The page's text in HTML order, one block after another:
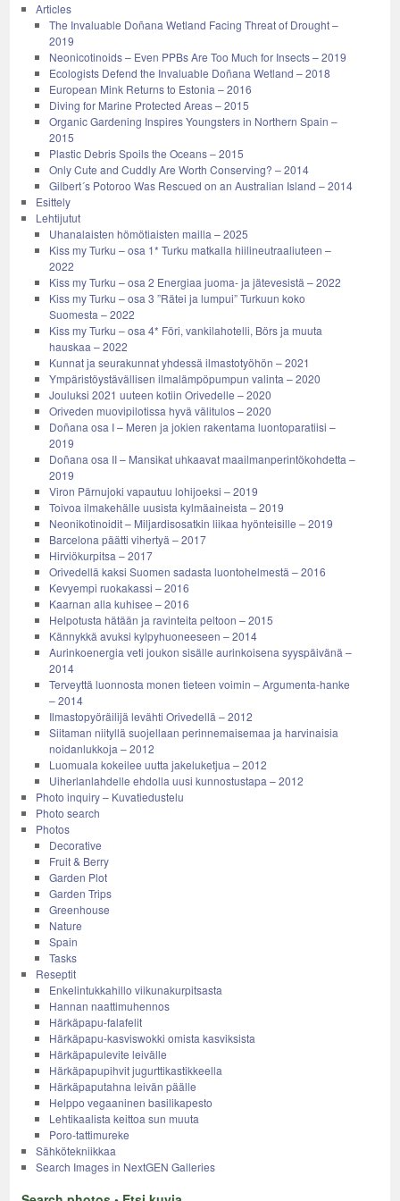
Articles
The Invaluable Doñana Wetland Facing Threat of Drought –
2019
Neonicotinoids – Even PPBs Are Too Much for Insects – 2019
Ecologists Defend the Invaluable Doñana Wetland – 2018
European Mink Returns to Estonia – 2016
Diving for Marine Protected Areas – 2015
Organic Gardening Inspires Youngsters in Northern Spain –
2015
Plastic Debris Spoils the Oceans – 2015
Only Cute and Cuddly Are Worth Conserving? – 2014
Gilbert´s Potoroo Was Rescued on an Australian Island – 2014
Esittely
Lehtijutut
Uhanalaisten hömötiaisten mailla – 2025
Kiss my Turku – osa 1* Turku matkalla hiilineutraaliuteen –
2022
Kiss my Turku – osa 2 Energiaa juoma- ja jätevesistä – 2022
Kiss my Turku – osa 3 ”Rätei ja lumpui” Turkuun koko
Suomesta – 2022
Kiss my Turku – osa 4* Föri, vankilahotelli, Börs ja muuta
hauskaa – 2022
Kunnat ja seurakunnat yhdessä ilmastotyöhön – 2021
Ympäristöystävällisen ilmalämpöpumpun valinta – 2020
Jouluksi 2021 uuteen kotiin Orivedelle – 2020
Oriveden muovipilotissa hyvä välitulos – 2020
Doñana osa I – Meren ja jokien rakentama luontoparatiisi –
2019
Doñana osa II – Mansikat uhkaavat maailmanperintökohdetta –
2019
Viron Pärnujoki vapautuu lohijoeksi – 2019
Toivoa ilmakehälle uusista kylmäaineista – 2019
Neonikotinoidit – Miljardisosatkin liikaa hyönteisille – 2019
Barcelona päätti vihertyä – 2017
Hirviökurpitsa – 2017
Orivedellä kaksi Suomen sadasta luontohelmestä – 2016
Kevyempi ruokakassi – 2016
Kaarnan alla kuhisee – 2016
Helpotusta hätään ja ravinteita peltoon – 2015
Kännykkä avuksi kylpyhuoneeseen – 2014
Aurinkoenergia veti joukon sisälle aurinkoisena syyspäivänä –
2014
Terveyttä luonnosta monen tieteen voimin – Argumenta-hanke
– 2014
Ilmastopyöräilijä levähti Orivedellä – 2012
Siitaman niityllä suojellaan perinnemaisemaa ja harvinaisia
noidanlukkoja – 2012
Luomuala kokeilee uutta jakeluketjua – 2012
Uiherlanlahdelle ehdolla uusi kunnostustapa – 2012
Photo inquiry – Kuvatiedustelu
Photo search
Photos
Decorative
Fruit & Berry
Garden Plot
Garden Trips
Greenhouse
Nature
Spain
Tasks
Reseptit
Enkelintukkahillo viikunakurpitsasta
Hannan naattimuhennos
Härkäpapu-falafelit
Härkäpapu-kasviswokki omista kasviksista
Härkäpapulevite leivälle
Härkäpapupihvit jugurttikastikkeella
Härkäpaputahna leivän päälle
Helppo vegaaninen basilikapesto
Lehtikaalista keittoa sun muuta
Poro-tattimureke
Sähkötekniikkaa
Search Images in NextGEN Galleries